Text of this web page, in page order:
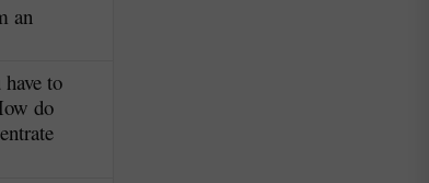
an
to
do